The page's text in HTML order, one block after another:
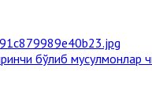
бўлиб мусулмонлар